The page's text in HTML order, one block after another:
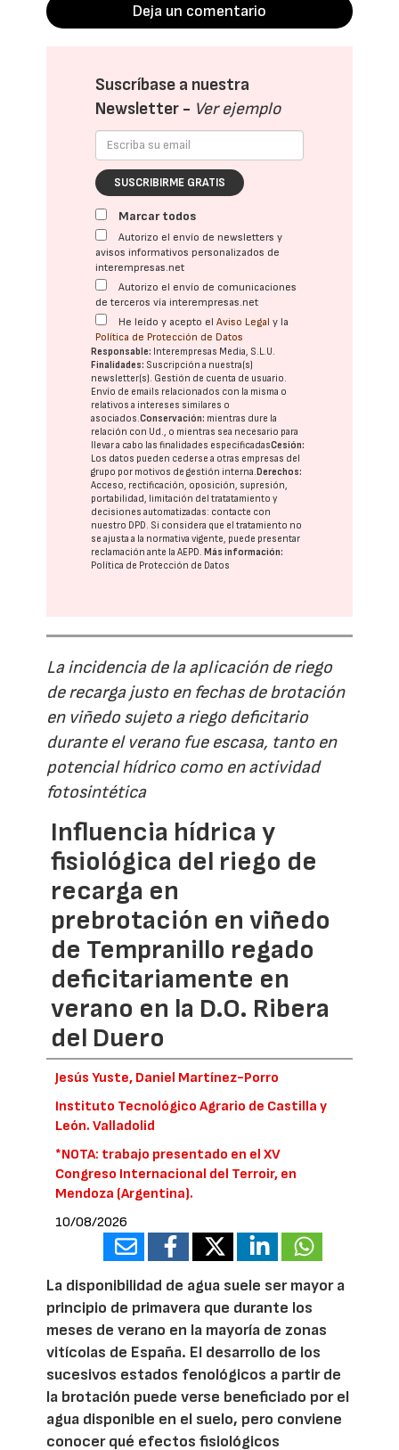
Deja un comentario
Suscríbase a nuestra
Newsletter - Ver ejemplo
SUSCRIBIRME GRATIS
Marcar todos
Autorizo el envío de newsletters y
avisos informativos personalizados de
interempresas.net
Autorizo el envío de comunicaciones
de terceros vía interempresas.net
He leído y acepto elAviso Legal y la
Política de Protección de Datos
Responsable: Interempresas Media, S.L.U.
Finalidades: Suscripción a nuestra(s)
newsletter(s). Gestión de cuenta de usuario.
Envío de emails relacionados con la misma o
relativos a intereses similares o
asociados.Conservación: mientras dure la
relación con Ud., o mientras sea necesario para
llevar a cabo las finalidades especificadasCesión:
Los datos pueden cederse a otras empresas del
grupo por motivos de gestión interna.Derechos:
Acceso, rectificación, oposición, supresión,
portabilidad, limitación del tratatamiento y
decisiones automatizadas: contacte con
nuestro DPD. Si considera que el tratamiento no
se ajusta a la normativa vigente, puede presentar
reclamación ante laAEPD.Más información:
Política de Protección de Datos
La incidencia de la aplicación de riego
de recarga justo en fechas de brotación
en viñedo sujeto a riego deficitario
durante el verano fue escasa, tanto en
potencial hídrico como en actividad
fotosintética
Influencia hídrica y
fisiológica del riego de
recarga en
prebrotación en viñedo
de Tempranillo regado
deficitariamente en
verano en la D.O. Ribera
del Duero
Jesús Yuste, Daniel Martínez-Porro
Instituto Tecnológico Agrario de Castilla y
León. Valladolid
*NOTA: trabajo presentado en el XV
Congreso Internacional del Terroir, en
Mendoza (Argentina).
10/08/2026
La disponibilidad de agua suele ser mayor a
principio de primavera que durante los
meses de verano en la mayoría de zonas
vitícolas de España. El desarrollo de los
sucesivos estados fenológicos a partir de
la brotación puede verse beneficiado por el
agua disponible en el suelo, pero conviene
conocer qué efectos fisiológicos